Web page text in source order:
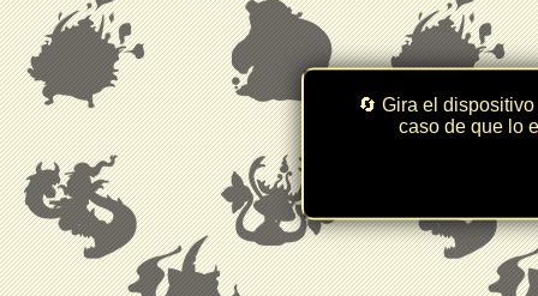
🔄 Gira el
caso de que lo